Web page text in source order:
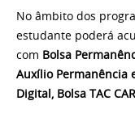
No âmbito dos
estudante poderá
com Bolsa
Auxílio Permanência
Digital, Bolsa TAC